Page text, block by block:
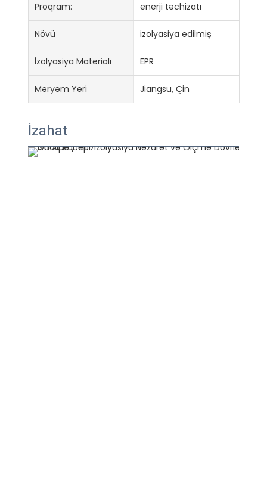
Proqram: enerji təchizatı
Növü izolyasiya edilmiş
İzolyasiya Materialı EPR
Məryəm Yeri Jiangsu, Çin
İzahat